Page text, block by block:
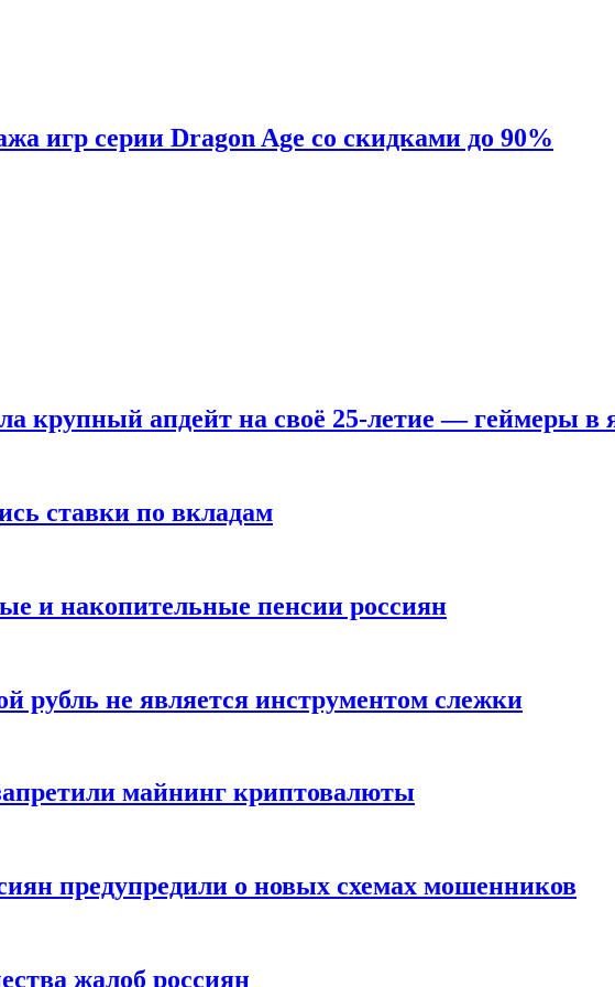
игр серии Dragon Age со скидками до 90%
крупный апдейт на своё 25-летие — геймеры в
ставки по вкладам
и накопительные пенсии россиян
рубль не является инструментом слежки
майнинг криптовалюты
предупредили о новых схемах мошенников
жалоб россиян